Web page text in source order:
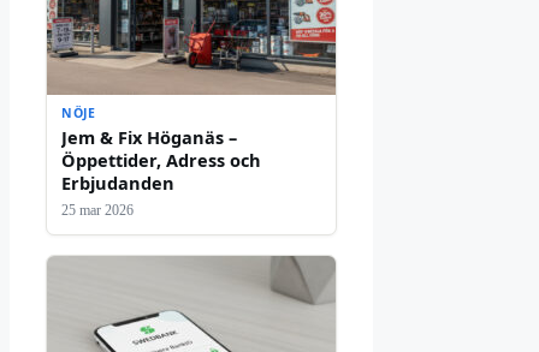
NÖJE
Jem & Fix Höganäs –
Öppettider, Adress och
Erbjudanden
25 mar 2026